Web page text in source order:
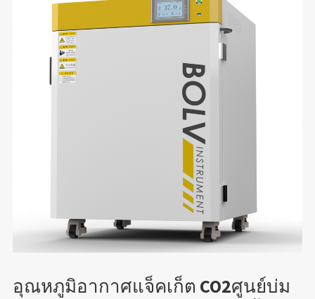
อุณหภูมิอากาศแจ็คเก็ต CO2ศูนย์บ่ม